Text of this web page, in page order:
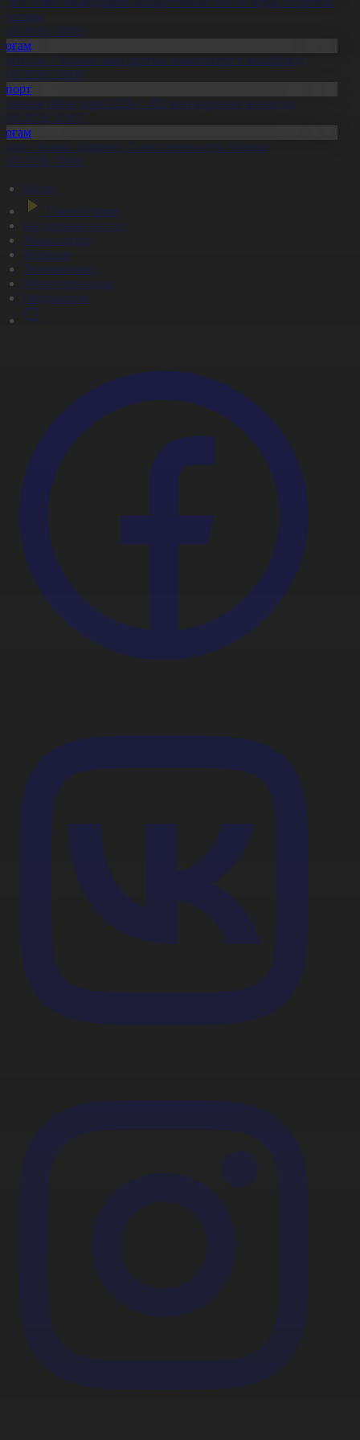
20:09
7 жарым мың тұрғын жаңа пәтерге көшіріледі
20:08
ойындары-2026»: 453 млн қаралым жиналды
20:07
қоныс аударып, 7 млн теңге алуға болады
20:06
Басты
Тікелей эфир
Бағдарлама кестесі
Жаңалықтар
Жобалар
Телехикаялар
Мультсериалдар
Видеоархив